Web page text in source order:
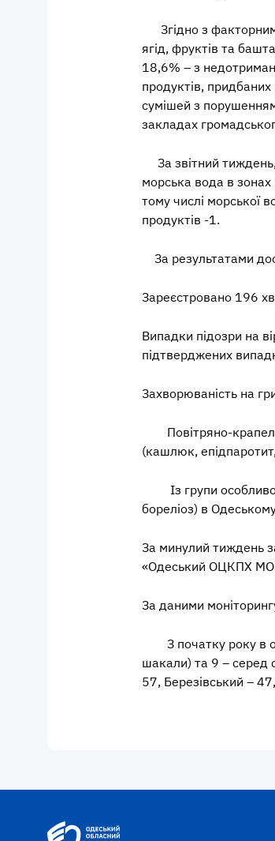
Згідно з факторним
ягід, фруктів та
18,6% – з
продуктів,
сумішей з
закладах
За звітний
морська вода в зонах
тому числі морської
продуктів -1.
За результатами
Зареєстровано 196
Випадки підозри на
підтверджених
Захворюваність на
Повітряно-
(кашлюк,
Із групи о
бореліоз) в
За минулий тиждень
«Одеський ОЦКПХ
За даними
З початку року в
шакали) та 9 – серед
57, Березівський –